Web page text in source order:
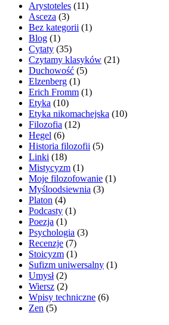
Arystoteles (11)
Asceza (3)
Bez kategorii (1)
Blog (1)
Cytaty (35)
Czytamy klasyków (21)
Duchowość (5)
Elzenberg (1)
Erich Fromm (1)
Etyka (10)
Etyka nikomachejska (10)
Filozofia (12)
Hegel (6)
Historia filozofii (5)
Linki (18)
Mistycyzm (1)
Moje filozofowanie (1)
Myśloodsiewnia (3)
Platon (4)
Podcasty (1)
Poezja (1)
Psychologia (3)
Recenzje (7)
Stoicyzm (1)
Sufizm uniwersalny (1)
Umysł(2)
Wiersz (2)
Wpisy techniczne (6)
Zen (5)